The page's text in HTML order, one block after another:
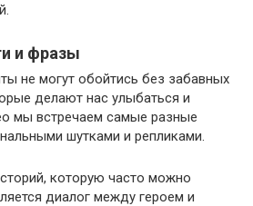
и фразы
не могут обойтись без забавных
делают нас улыбаться и
мы встречаем самые разные
шутками и репликами.
которую часто можно
диалог между героем и